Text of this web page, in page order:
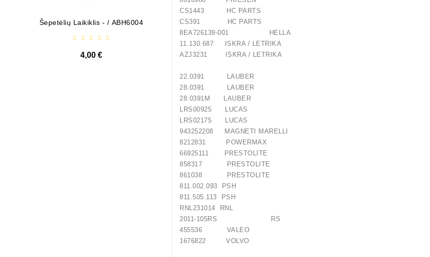
Šepetėlių Laikiklis - / ABH6004
4,00 €
Diodų Plokštė / 131505
10,00 €
CS1443 HC PARTS
CS391 HC PARTS
8EA726139-001 HELLA
11.130.687 ISKRA / LETRIKA
AZJ3231 ISKRA / LETRIKA
22.0391 LAUBER
28.0391 LAUBER
28.0391M LAUBER
LRS00925 LUCAS
LRS02175 LUCAS
943252208 MAGNETI MARELLI
8212831 POWERMAX
66925111 PRESTOLITE
858317 PRESTOLITE
861038 PRESTOLITE
811.002.093 PSH
811.505.113 PSH
RNL231014 RNL
2011-105RS RS
455536 VALEO
1676822 VOLVO